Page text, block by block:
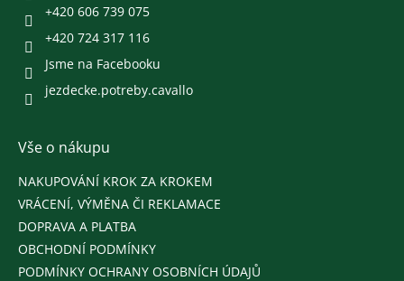
+420 606 739 075
+420 724 317 116
Jsme na Facebooku
jezdecke.potreby.cavallo
Vše o nákupu
NAKUPOVÁNÍ KROK ZA KROKEM
VRÁCENÍ, VÝMĚNA ČI REKLAMACE
DOPRAVA A PLATBA
OBCHODNÍ PODMÍNKY
PODMÍNKY OCHRANY OSOBNÍCH ÚDAJŮ